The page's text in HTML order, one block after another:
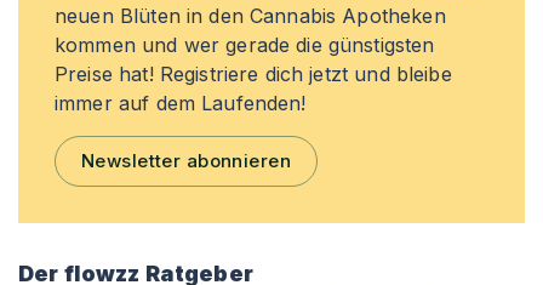
neuen Blüten in den Cannabis Apotheken
kommen und wer gerade die günstigsten
Preise hat! Registriere dich jetzt und bleibe
immer auf dem Laufenden!
Newsletter abonnieren
Der flowzz Ratgeber